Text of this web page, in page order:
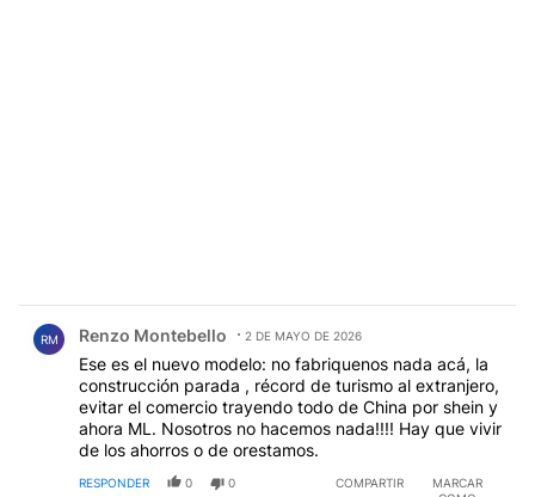
RM Renzo Montebello 2 DE MAYO DE 2026
Ese es el nuevo modelo: no fabriquenos nada acá, la
construcción parada , récord de turismo al extranjero,
evitar el comercio trayendo todo de China por shein y
ahora ML. Nosotros no hacemos nada!!!! Hay que vivir
de los ahorros o de orestamos.
RESPONDER 0 0 COMPARTIR
MARCAR